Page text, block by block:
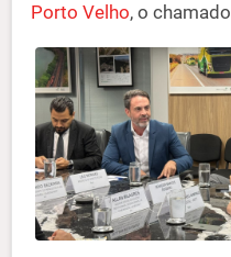
Porto Velho, o chamado